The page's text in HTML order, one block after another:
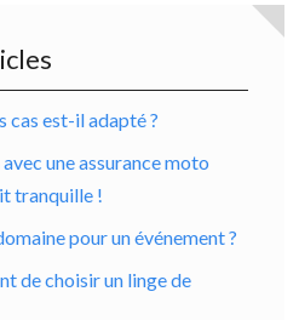
cas est-il adapté ?
une assurance moto
tranquille !
pour un événement ?
de choisir un linge de